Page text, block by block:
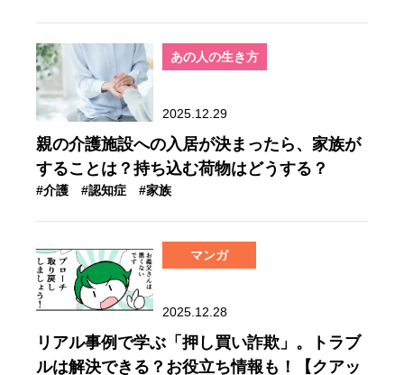
あの人の生き方
2025.12.29
親の介護施設への入居が決まったら、家族が
することは？持ち込む荷物はどうする？
#介護 #認知症 #家族
マンガ
2025.12.28
リアル事例で学ぶ「押し買い詐欺」。トラブ
ルは解決できる？お役立ち情報も！【クアッ